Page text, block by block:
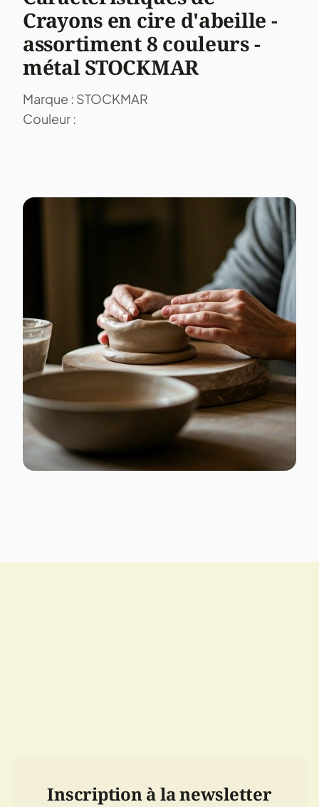
Crayons en cire d'abeille -
assortiment 8 couleurs -
métal STOCKMAR
Marque : STOCKMAR
Couleur :
Inscription à la newsletter